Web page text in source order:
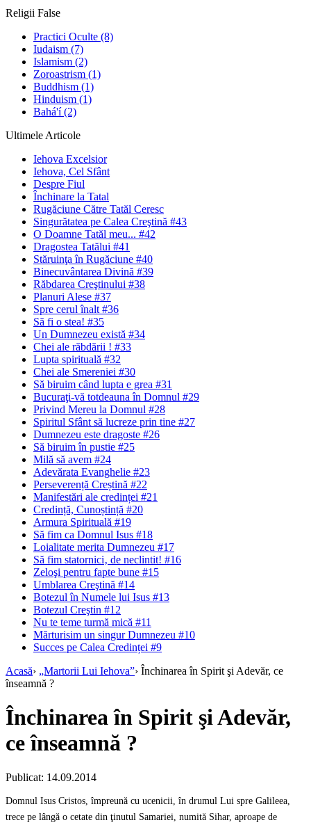
Religii False
Practici Oculte (8)
Iudaism (7)
Islamism (2)
Zoroastrism (1)
Buddhism (1)
Hinduism (1)
Bahá'í(2)
Ultimele Articole
Iehova Excelsior
Iehova, Cel Sfânt
Despre Fiul
Închinare la Tatal
Rugăciune Către Tatăl Ceresc
Singurătatea pe Calea Creştină #43
O Doamne Tatăl meu... #42
Dragostea Tatălui #41
Stăruinţa în Rugăciune #40
Binecuvântarea Divină #39
Răbdarea Creştinului #38
Planuri Alese #37
Spre cerul înalt #36
Să fi o stea! #35
Un Dumnezeu există #34
Chei ale răbdării ! #33
Lupta spirituală #32
Chei ale Smereniei #30
Să biruim când lupta e grea #31
Bucuraţi-vă totdeauna în Domnul #29
Privind Mereu la Domnul #28
Spiritul Sfânt să lucreze prin tine #27
Dumnezeu este dragoste #26
Să biruim în pustie #25
Milă să avem #24
Adevărata Evanghelie #23
Perseverență Creștină #22
Manifestări ale credinței #21
Credință, Cunoștință #20
Armura Spirituală #19
Să fim ca Domnul Isus #18
Loialitate merita Dumnezeu #17
Să fim statornici‚ de neclintit! #16
Zeloşi pentru fapte bune #15
Umblarea Creştină #14
Botezul în Numele lui Isus #13
Botezul Creştin #12
Nu te teme turmă mică #11
Mărturisim un singur Dumnezeu #10
Succes pe Calea Credinței #9
Acasă› „Martorii Lui Iehova”› Închinarea în Spirit şi Adevăr, ce
înseamnă ?
Închinarea în Spirit şi Adevăr,
ce înseamnă ?
Publicat: 14.09.2014
Domnul Isus Cristos, împreună cu ucenicii, în drumul Lui spre Galileea,
trece pe lângă o cetate din ţinutul Samariei, numită Sihar, aproape de